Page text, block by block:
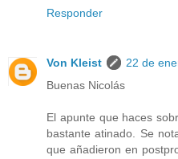
Responder
Von Kleist
22 de
Buenas Nicolás
El apunte que haces
bastante atinado. Se
que añadieron en